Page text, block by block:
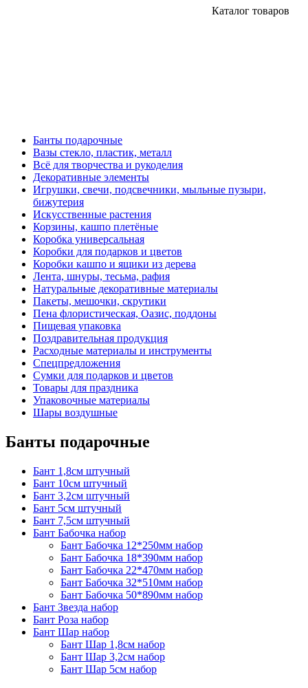
Каталог товаров
Банты подарочные
Вазы стекло, пластик, металл
Всё для творчества и рукоделия
Декоративные элементы
Игрушки, свечи, подсвечники, мыльные пузыри,
бижутерия
Искусственные растения
Корзины, кашпо плетёные
Коробка универсальная
Коробки для подарков и цветов
Коробки кашпо и ящики из дерева
Лента, шнуры, тесьма, рафия
Натуральные декоративные материалы
Пакеты, мешочки, скрутики
Пена флористическая, Оазис, поддоны
Пищевая упаковка
Поздравительная продукция
Расходные материалы и инструменты
Спецпредложения
Сумки для подарков и цветов
Товары для праздника
Упаковочные материалы
Шары воздушные
Банты подарочные
Бант 1,8см штучный
Бант 10см штучный
Бант 3,2см штучный
Бант 5см штучный
Бант 7,5см штучный
Бант Бабочка набор
Бант Бабочка 12*250мм набор
Бант Бабочка 18*390мм набор
Бант Бабочка 22*470мм набор
Бант Бабочка 32*510мм набор
Бант Бабочка 50*890мм набор
Бант Звезда набор
Бант Роза набор
Бант Шар набор
Бант Шар 1,8см набор
Бант Шар 3,2см набор
Бант Шар 5см набор